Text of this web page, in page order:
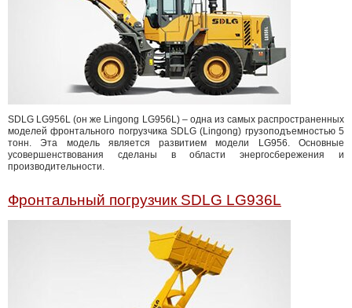
SDLG LG956L (он же Lingong LG956L) – одна из самых распространенных
моделей фронтального погрузчика SDLG (Lingong) грузоподъемностью 5
тонн. Эта модель является развитием модели LG956. Основные
усовершенствования сделаны в области энергосбережения и
производительности.
Фронтальный погрузчик SDLG LG936L